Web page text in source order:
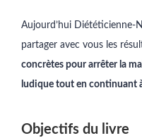
Aujourd’hui Diététicienne-
partager avec vous les
concrètes pour arrêter la
ludique tout en continuant
Objectifs du livre